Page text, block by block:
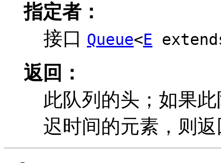
指定者：
接口 Queue<E
返回：
此队列的头；如果
迟时间的元素，则